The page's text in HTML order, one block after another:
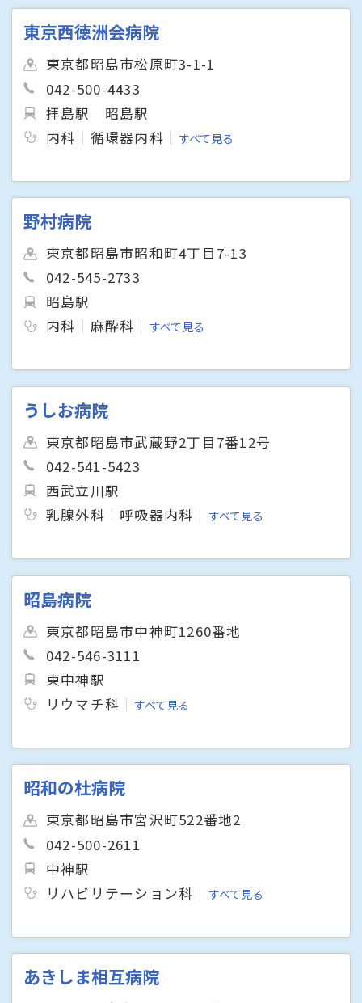
東京西徳洲会病院
東京都昭島市松原町3-1-1
042-500-4433
拝島駅 昭島駅
内科
循環器内科 すべて見る
野村病院
東京都昭島市昭和町4丁目7-13
042-545-2733
昭島駅
内科
麻酔科 すべて見る
うしお病院
東京都昭島市武蔵野2丁目7番12号
042-541-5423
西武立川駅
乳腺外科
呼吸器内科 すべて見る
昭島病院
東京都昭島市中神町1260番地
042-546-3111
東中神駅
リウマチ科
すべて見る
昭和の杜病院
東京都昭島市宮沢町522番地2
042-500-2611
中神駅
リハビリテーション科
すべて見る
あきしま相互病院